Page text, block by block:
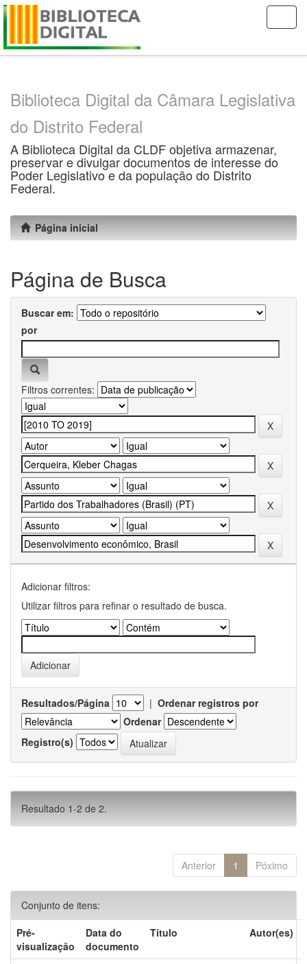
Skip
Biblioteca Digital da Câmara Legislativa
do Distrito Federal
A Biblioteca Digital da CLDF objetiva armazenar,
preservar e divulgar documentos de interesse do
Poder Legislativo e da população do Distrito
Federal.
Página inicial
Página de Busca
Buscar em:
por
Filtros correntes:
Adicionar filtros:
Utilizar filtros para refinar o resultado de busca.
Resultados/Página | Ordenar registros por
Ordenar
Registro(s)
Resultado 1-2 de 2.
Anterior 1 Póximo
Conjunto de itens:
Pré-
visualização
Data do
documento
Título Autor(es)